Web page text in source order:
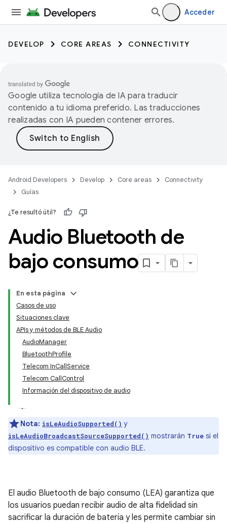
Acceder
DEVELOP CORE AREAS CONNECTIVITY
Google utiliza tecnología de IA para traducir
contenido a tu idioma preferido. Las traducciones
realizadas con IA pueden contener errores.
Android Developers Develop Core areas
Connectivity
Guías
¿Te resultó útil?
Audio Bluetooth de
bajo consumo
En esta página
Casos de uso
Situaciones clave
APIs y métodos de BLE Audio
AudioManager
BluetoothProfile
Telecom InCallService
Telecom CallControl
Información del dispositivo de audio
Nota: isLeAudioSupported() y
isLeAudioBroadcastSourceSupported() mostrarán True si el
dispositivo es compatible con audio BLE.
El audio Bluetooth de bajo consumo (LEA) garantiza que
los usuarios puedan recibir audio de alta fidelidad sin
sacrificar la duración de batería y les permite cambiar sin